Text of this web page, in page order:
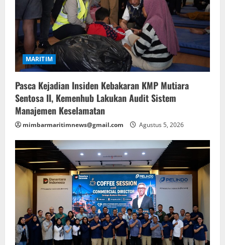
MARITIM
Pasca Kejadian Insiden Kebakaran KMP Mutiara
Sentosa II, Kemenhub Lakukan Audit Sistem
Manajemen Keselamatan
mimbarmaritimnews@gmail.com Agustus 5, 2026